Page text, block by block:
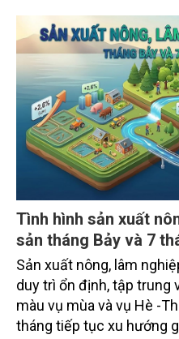
Tình hình sản xuất
sản tháng Bảy và 7
Sản xuất nông, lâm
duy trì ổn định, tập trung
màu vụ mùa và vụ Hè -
tháng tiếp tục xu hướng